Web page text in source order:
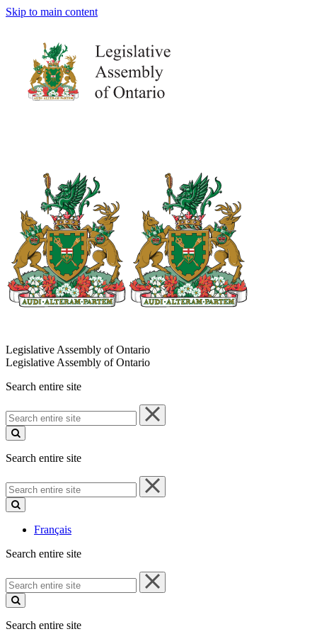
Skip to main content
Legislative Assembly of Ontario
Legislative Assembly of Ontario
Search entire site
Search
entire
site
Search entire site
Search
entire
site
Français
Search entire site
Search
entire
site
Search entire site